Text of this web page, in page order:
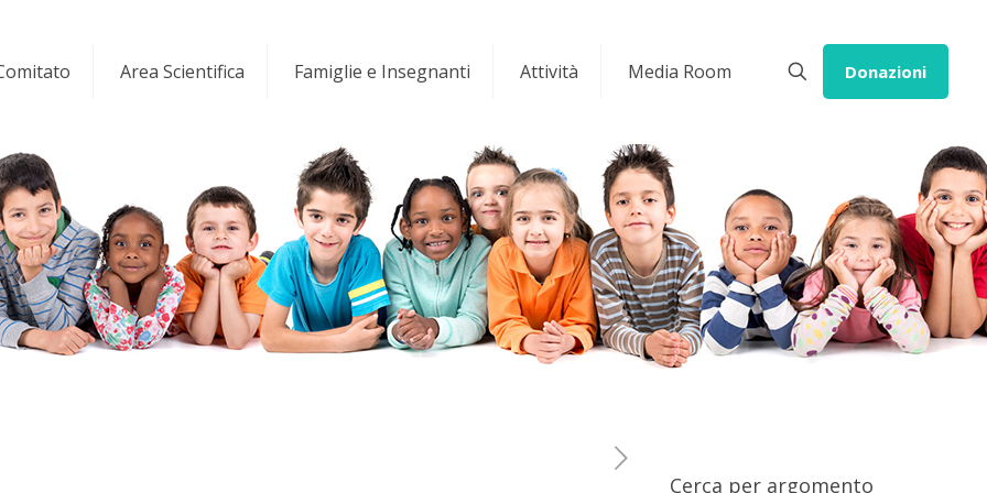
Area Scientifica Famiglie e Insegnanti Attività Media Room Donazioni
Cerca per argomento